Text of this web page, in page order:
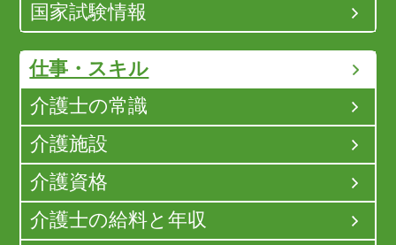
国家試験情報
仕事・スキル
介護士の常識
介護施設
介護資格
介護士の給料と年収